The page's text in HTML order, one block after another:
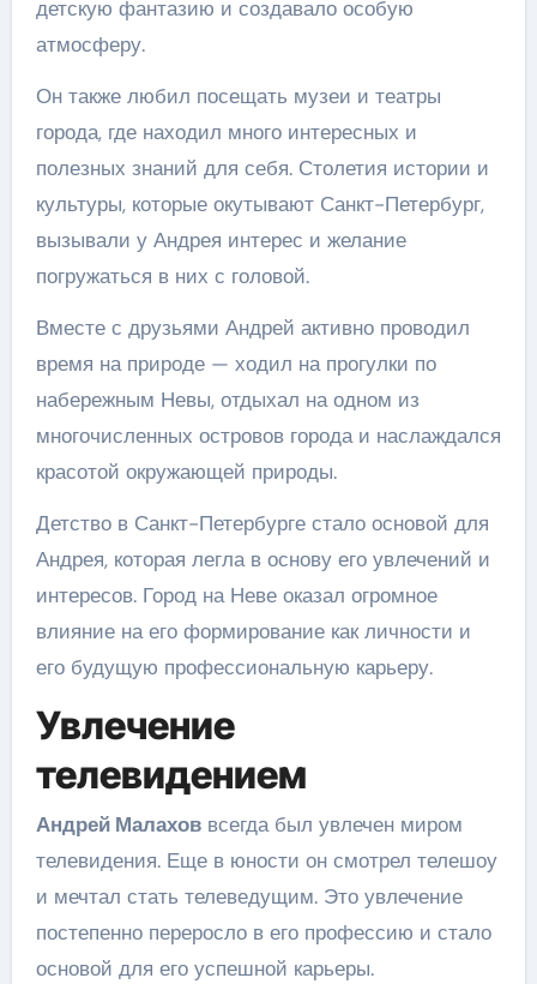
детскую фантазию и создавало особую
атмосферу.
Он также любил посещать музеи и театры
города, где находил много интересных и
полезных знаний для себя. Столетия истории и
культуры, которые окутывают Санкт-Петербург,
вызывали у Андрея интерес и желание
погружаться в них с головой.
Вместе с друзьями Андрей активно проводил
время на природе — ходил на прогулки по
набережным Невы, отдыхал на одном из
многочисленных островов города и наслаждался
красотой окружающей природы.
Детство в Санкт-Петербурге стало основой для
Андрея, которая легла в основу его увлечений и
интересов. Город на Неве оказал огромное
влияние на его формирование как личности и
его будущую профессиональную карьеру.
Увлечение
телевидением
Андрей Малаховвсегда был увлечен миром
телевидения. Еще в юности он смотрел телешоу
и мечтал стать телеведущим. Это увлечение
постепенно переросло в его профессию и стало
основой для его успешной карьеры.